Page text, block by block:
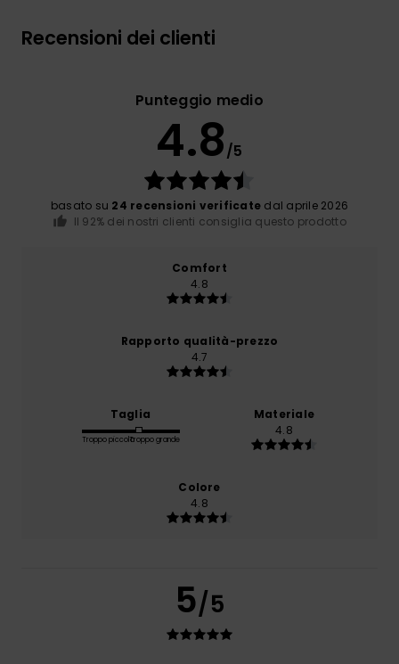
Recensioni dei clienti
Punteggio medio
4.8/5
basato su 24 recensioni verificate dal aprile 2026
Il 92% dei nostri clienti consiglia questo prodotto
Comfort
4.8
Rapporto qualità-prezzo
4.7
Taglia
Troppo piccoloTroppo grande
Materiale
4.8
Colore
4.8
5/5